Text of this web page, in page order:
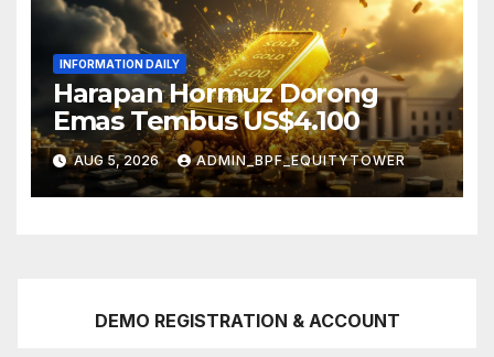
INFORMATION DAILY
Harapan Hormuz Dorong
Emas Tembus US$4.100
AUG 5, 2026 ADMIN_BPF_EQUITYTOWER
DEMO REGISTRATION & ACCOUNT